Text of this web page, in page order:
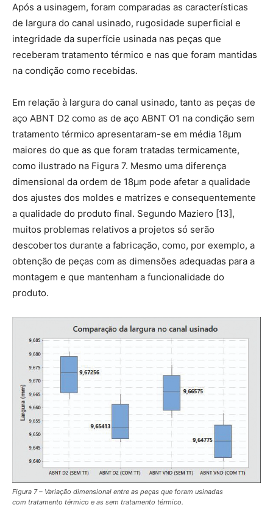
Após a usinagem, foram comparadas as características
de largura do canal usinado, rugosidade superficial e
integridade da superfície usinada nas peças que
receberam tratamento térmico e nas que foram mantidas
na condição como recebidas.
Em relação à largura do canal usinado, tanto as peças de
aço ABNT D2 como as de aço ABNT O1 na condição sem
tratamento térmico apresentaram-se em média 18μm
maiores do que as que foram tratadas termicamente,
como ilustrado na Figura 7. Mesmo uma diferença
dimensional da ordem de 18μm pode afetar a qualidade
dos ajustes dos moldes e matrizes e consequentemente
a qualidade do produto final. Segundo Maziero [13],
muitos problemas relativos a projetos só serão
descobertos durante a fabricação, como, por exemplo, a
obtenção de peças com as dimensões adequadas para a
montagem e que mantenham a funcionalidade do
produto.
Figura 7 – Variação dimensional entre as peças que foram usinadas
com tratamento térmico e as sem tratamento térmico.